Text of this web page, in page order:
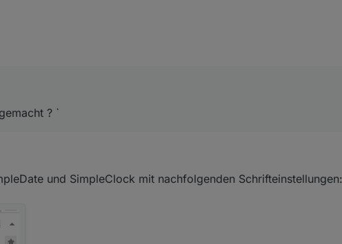
? `
und SimpleClock mit nachfolgenden Schrifteinstellungen: